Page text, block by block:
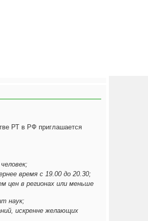
РТ в РФ приглашается
время с 19.00 до 20.30;
цен в регионах или меньше
наук;
искренне желающих